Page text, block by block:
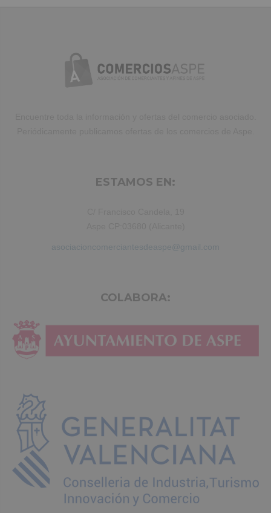
ESTAMOS EN:
asociacioncomerciantesdeaspe@gmail.com
COLABORA: